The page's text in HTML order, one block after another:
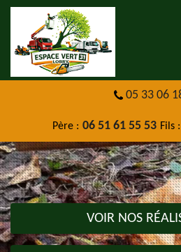
05 33 06
Père : 06 51 61 55 53 Fils :
VOIR NOS